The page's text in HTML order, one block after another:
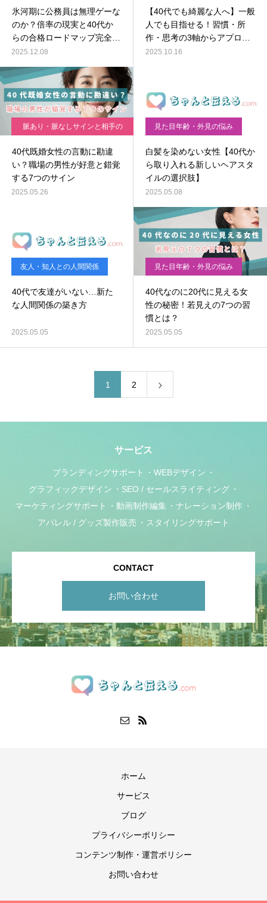
氷河期に公務員は無理ゲーな
のか？倍率の現実と40代か
らの合格ロードマップ完全ガ
イド
2025.12.08
【40代でも綺麗な人へ】一般
人でも目指せる！習慣・所
作・思考の3軸からアプロー
チする究極メソッド
2025.10.16
脈あり・脈なしサインと相手の
40代既婚女性の言動に勘違
い？職場の男性が好意と錯覚
する7つのサイン
2025.05.26
見た目年齢・外見の悩み
白髪を染めない女性【40代か
ら取り入れる新しいヘアスタ
イルの選択肢】
2025.05.08
友人・知人との人間関係
40代で友達がいない…新た
な人間関係の築き方
2025.05.05
見た目年齢・外見の悩み
40代なのに20代に見える女
性の秘密！若見えの7つの習
慣とは？
2025.05.05
1 2
サービス
ブランディングサポート
WEBデザイン
グラフィックデザイン
SEO / セールスライティング
マーケティングサポート
動画制作編集
ナレーション制作
アパレル / グッズ製作販売
スタイリングサポート
CONTACT
お問い合わせ
ホーム
サービス
ブログ
プライバシーポリシー
コンテンツ制作・運営ポリシー
お問い合わせ